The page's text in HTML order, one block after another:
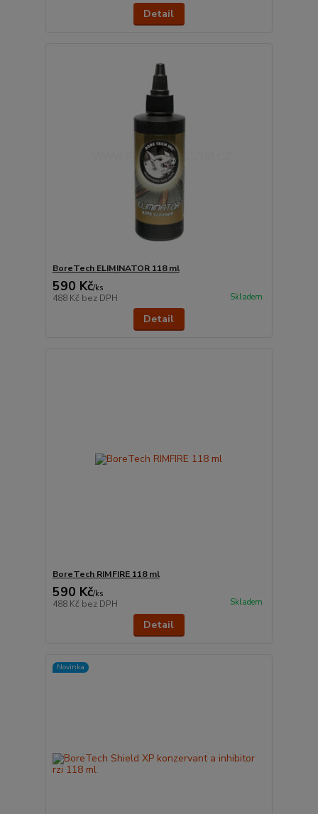
Detail
BoreTech ELIMINATOR 118 ml
590 Kč/ks
488 Kč bez DPH Skladem
Detail
BoreTech RIMFIRE 118 ml
590 Kč/ks
488 Kč bez DPH Skladem
Detail
Novinka